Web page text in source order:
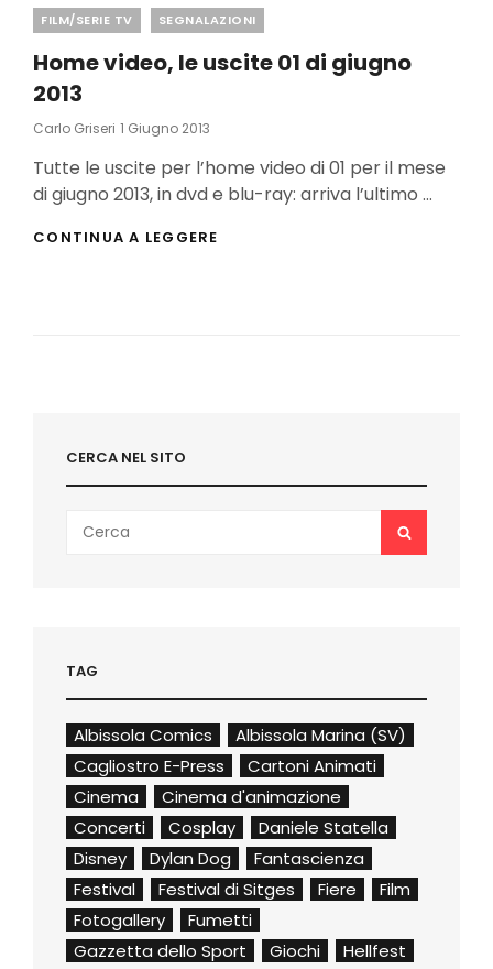
Categories
FILM/SERIE TV SEGNALAZIONI
Home video, le uscite 01 di giugno
2013
Carlo Griseri Posted
1 Giugno 2013
Tutte le uscite per l’home video di 01 per il mese
di giugno 2013, in dvd e blu-ray: arriva l’ultimo …
CONTINUA A LEGGERE
CERCA NEL SITO
Search
for:
SEARCH
TAG
Albissola Comics
Albissola Marina (SV)
Cagliostro E-Press
Cartoni Animati
Cinema
Cinema d'animazione
Concerti
Cosplay
Daniele Statella
Disney
Dylan Dog
Fantascienza
Festival
Festival di Sitges Fiere
Film
Fotogallery
Fumetti
Gazzetta dello Sport
Giochi
Hellfest